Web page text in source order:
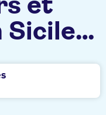
et
Sicile